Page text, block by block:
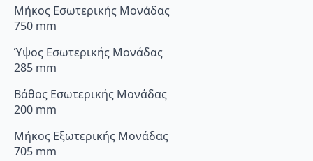
Μήκος Εσωτερικής Μονάδας
750 mm
Ύψος Εσωτερικής Μονάδας
285 mm
Βάθος Εσωτερικής Μονάδας
200 mm
Μήκος Εξωτερικής Μονάδας
705 mm